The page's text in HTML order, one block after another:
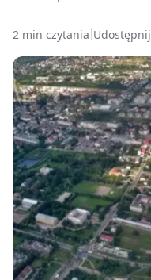
2 min czytania Udostępnij